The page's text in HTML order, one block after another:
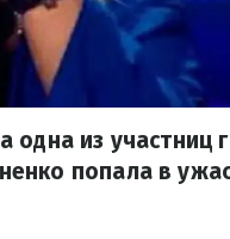
из участниц
попала в